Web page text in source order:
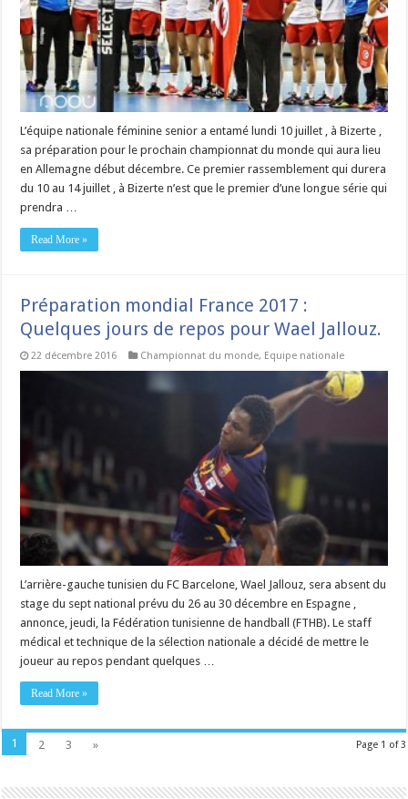
L’équipe nationale féminine senior a entamé lundi 10 juillet , à Bizerte ,
sa préparation pour le prochain championnat du monde qui aura lieu
en Allemagne début décembre. Ce premier rassemblement qui durera
du 10 au 14 juillet , à Bizerte n’est que le premier d’une longue série qui
prendra …
Read More »
Préparation mondial France 2017 :
Quelques jours de repos pour Wael Jallouz.
22 décembre 2016 Championnat du monde, Equipe nationale
L’arrière-gauche tunisien du FC Barcelone, Wael Jallouz, sera absent du
stage du sept national prévu du 26 au 30 décembre en Espagne ,
annonce, jeudi, la Fédération tunisienne de handball (FTHB). Le staff
médical et technique de la sélection nationale a décidé de mettre le
joueur au repos pendant quelques …
Read More »
Page 1 of 3
1 2 3 »